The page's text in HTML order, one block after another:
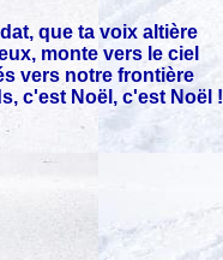
que ta voix altière
monte vers le ciel
vers notre frontière
c'est Noël, c'est Noël !